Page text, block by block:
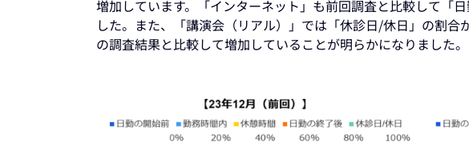
増加しています。「インターネット」も前回調査と比較して「
した。また、「講演会（リアル）」では「休診日/休日」の割
の調査結果と比較して増加していることが明らかになりました。